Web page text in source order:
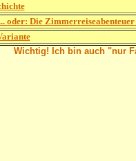
oder: Die Zimmerreiseabenteuer
Wichtig! Ich bin auch "nur